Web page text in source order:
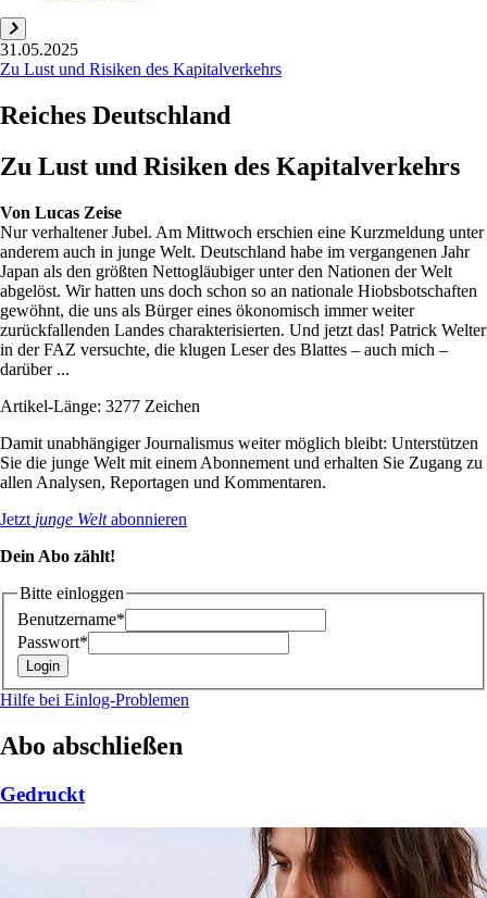
31.05.2025
Zu Lust und Risiken des Kapitalverkehrs
Reiches Deutschland
Zu Lust und Risiken des Kapitalverkehrs
Von Lucas Zeise
Nur verhaltener Jubel. Am Mittwoch erschien eine Kurzmeldung unter
anderem auch in junge Welt. Deutschland habe im vergangenen Jahr
Japan als den größten Nettogläubiger unter den Nationen der Welt
abgelöst. Wir hatten uns doch schon so an nationale Hiobsbotschaften
gewöhnt, die uns als Bürger eines ökonomisch immer weiter
zurückfallenden Landes charakterisierten. Und jetzt das! Patrick Welter
in der FAZ versuchte, die klugen Leser des Blattes – auch mich –
darüber ...
Artikel-Länge: 3277 Zeichen
Damit unabhängiger Journalismus weiter möglich bleibt: Unterstützen
Sie die junge Welt mit einem Abonnement und erhalten Sie Zugang zu
allen Analysen, Reportagen und Kommentaren.
Jetzt junge Weltabonnieren
Dein Abo zählt!
Bitte einloggen
Benutzername*
Passwort*
Hilfe bei Einlog-Problemen
Abo abschließen
Gedruckt